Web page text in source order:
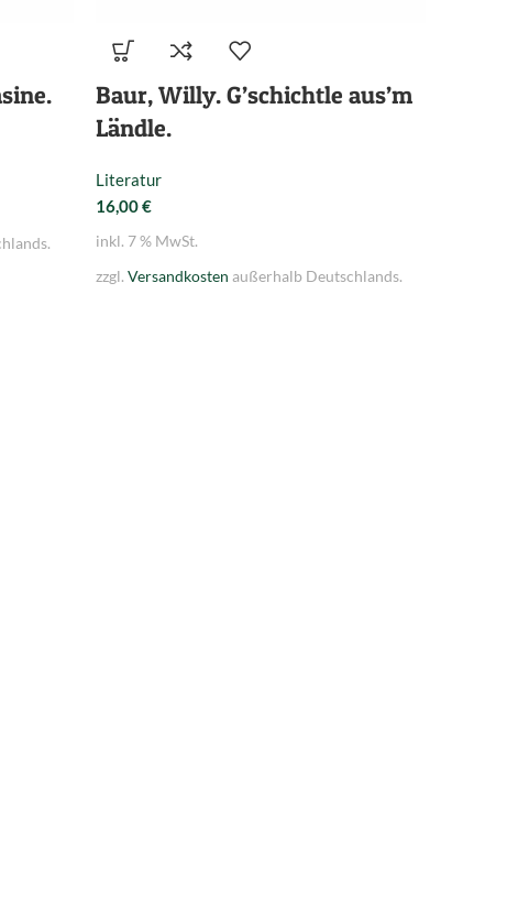
Baur, Willy. G’schichtle aus’m
Ländle.
Literatur
16,00€
inkl. 7 % MwSt.
zzgl. Versandkosten außerhalb Deutschlands.